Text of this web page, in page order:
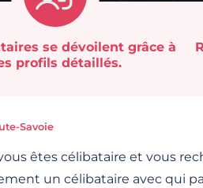
se dévoilent grâce à
profils détaillés.
Savoie
êtes célibataire et vous
un célibataire avec qui